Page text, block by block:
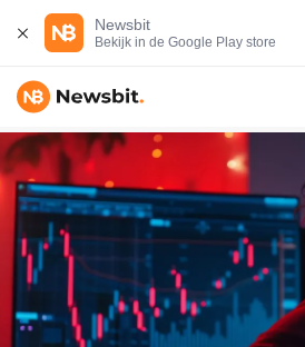
Newsbit
Bekijk in de Google Play store